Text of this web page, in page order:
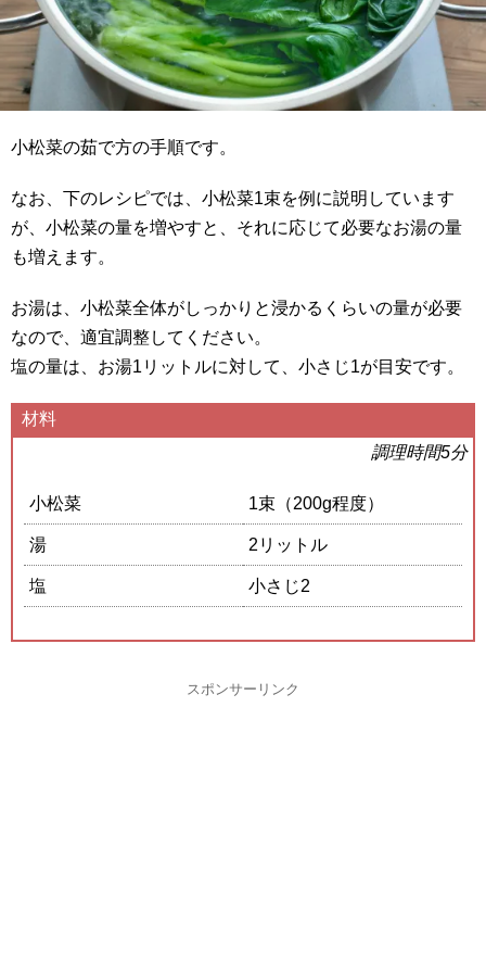
小松菜の茹で方の手順です。
なお、下のレシピでは、小松菜1束を例に説明しています
が、小松菜の量を増やすと、それに応じて必要なお湯の量
も増えます。
お湯は、小松菜全体がしっかりと浸かるくらいの量が必要
なので、適宜調整してください。
塩の量は、お湯1リットルに対して、小さじ1が目安です。
材料
調理時間5分
小松菜 1束（200g程度）
湯 2リットル
塩 小さじ2
スポンサーリンク